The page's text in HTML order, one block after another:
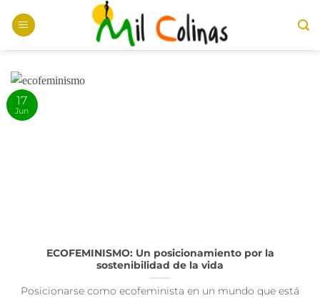
ECOFEMINISMO: Un posicionamiento por la
sostenibilidad de la vida
Posicionarse como ecofeminista en un mundo que está
17
Jun